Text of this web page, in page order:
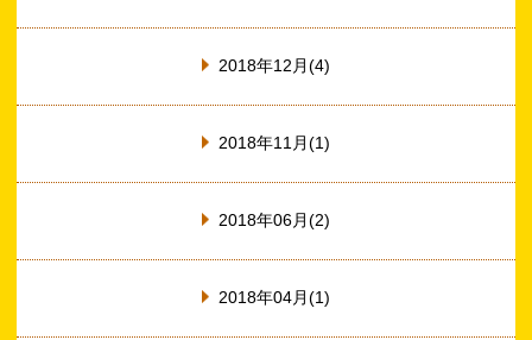
2018年12月(4)
2018年11月(1)
2018年06月(2)
2018年04月(1)